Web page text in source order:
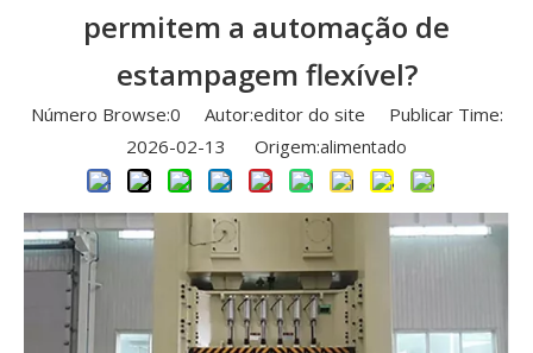
permitem a automação de
estampagem flexível?
Número Browse:0 Autor:editor do site Publicar Time:
2026-02-13 Origem:alimentado